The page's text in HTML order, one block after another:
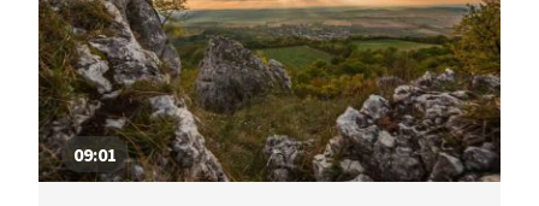
Vsetínské Bečvy jich najdete až 30.
09:01